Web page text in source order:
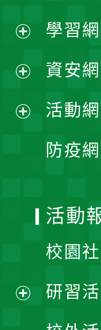
單
選
單
開
選
單
開
選
開
學習
資安
活動
防疫
活動
校園
研習